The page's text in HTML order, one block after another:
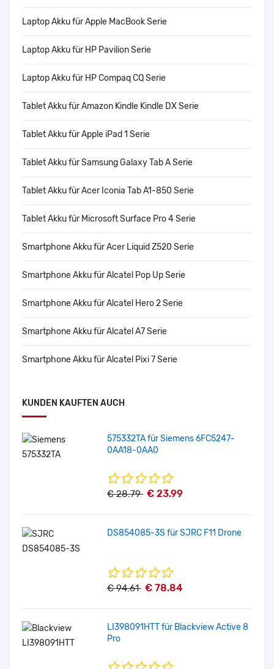
Laptop Akku für Apple MacBook Serie
Laptop Akku für HP Pavilion Serie
Laptop Akku für HP Compaq CQ Serie
Tablet Akku für Amazon Kindle Kindle DX Serie
Tablet Akku für Apple iPad 1 Serie
Tablet Akku für Samsung Galaxy Tab A Serie
Tablet Akku für Acer Iconia Tab A1-850 Serie
Tablet Akku für Microsoft Surface Pro 4 Serie
Smartphone Akku für Acer Liquid Z520 Serie
Smartphone Akku für Alcatel Pop Up Serie
Smartphone Akku für Alcatel Hero 2 Serie
Smartphone Akku für Alcatel A7 Serie
Smartphone Akku für Alcatel Pixi 7 Serie
KUNDEN KAUFTEN AUCH
575332TA für Siemens 6FC5247-
0AA18-0AA0
€ 28.79 € 23.99
DS854085-3S für SJRC F11 Drone
€ 94.61 € 78.84
LI398091HTT für Blackview Active 8
Pro